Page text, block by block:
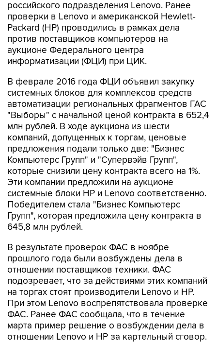
российского подразделения Lenovo. Ранее
проверки в Lenovo и американской Hewlett-
Packard (HP) проводились в рамках дела
против поставщиков компьютеров на
аукционе Федерального центра
информатизации (ФЦИ) при ЦИК.
В феврале 2016 года ФЦИ объявил закупку
системных блоков для комплексов средств
автоматизации региональных фрагментов ГАС
"Выборы" с начальной ценой контракта в 652,4
млн рублей. В ходе аукциона из шести
компаний, допущенных к торгам, ценовые
предложения подали только две: "Бизнес
Компьютерс Групп" и "Супервэйв Групп",
которые снизили цену контракта всего на 1%.
Эти компании предложили на аукционе
системные блоки HP и Lenovo соответственно.
Победителем стала "Бизнес Компьютерс
Групп", которая предложила цену контракта в
645,8 млн рублей.
В результате проверок ФАС в ноябре
прошлого года были возбуждены дела в
отношении поставщиков техники. ФАС
подозревает, что за действиями этих компаний
на торгах стоят производители Lenovo и HP.
При этом Lenovo воспрепятствовала проверке
ФАС. Ранее ФАС сообщала, что в течение
марта пример решение о возбуждении дела в
отношении Lenovo и HP за картельный сговор.